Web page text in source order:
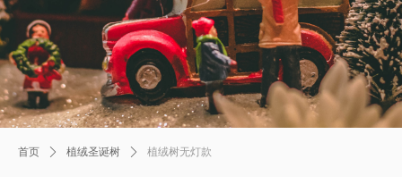
首页 ꄲ 植绒圣诞树 ꄲ 植绒树无灯款